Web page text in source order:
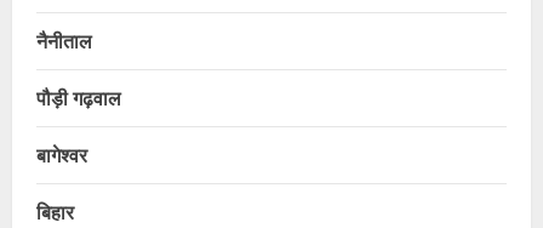
नैनीताल
पौड़ी गढ़वाल
बागेश्वर
बिहार